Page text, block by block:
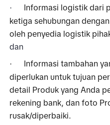
·
Informasi logistik dari
ketiga sehubungan
oleh penyedia logistik
dan
·
Informasi tambahan
diperlukan untuk tujuan
detail Produk yang Anda
rekening bank, dan foto
rusak/diperbaiki.